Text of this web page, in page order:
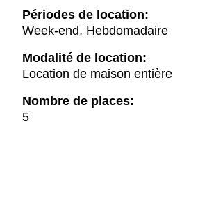
Périodes de location:
Week-end, Hebdomadaire
Modalité de location:
Location de maison entière
Nombre de places:
5